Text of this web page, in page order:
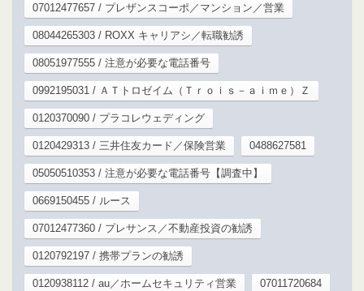
07012477657 / プレザンスコーポ／マンション／営業
08044265303 / ROXX キャリアシ／転職勧誘
08051977555 / 注意が必要な電話番号
0992195031 / ＡＴトロゼイム（Ｔｒｏｉｓ－ａｉｍｅ）Ｚ
0120370090 / プラコレウェディング
0120429313 / 三井住友カード／保険営業 0488627581
05050510353 / 注意が必要な電話番号【調査中】
0669150455 / ルース
07012477360 / プレサンス／不動産投資の勧誘
0120792197 / 携帯プランの勧誘
0120938112 / au／ホームセキュリティ営業 07011720684